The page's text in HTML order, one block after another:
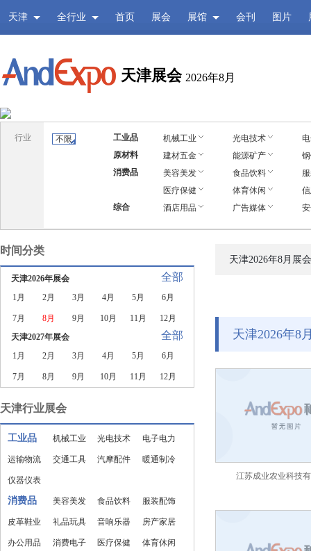
天津 全行业 首页 展会 展馆 会刊 图片
天津展会 2026年8月
行业 不限 工业品 机械工业 光电技术
原材料
建材五金 能源矿产
消费品
美容美发 食品饮料
医疗保健
体育休闲
综合
酒店用品 广告媒体
天津2026年8月展会
天津2026年8
江苏成业农业科技
时间分类
天津2026年展会 全部
1月 2月 3月 4月 5月 6月
7月 8月 9月 10月 11月
12月
天津2027年展会
全部
1月 2月 3月 4月 5月 6月
7月 8月 9月 10月 11月 12月
天津行业展会
工业品 机械工业 光电技术 电子电力
运输物流 交通工具 汽摩配件 暖通制冷
仪器仪表
消费品 美容美发 食品饮料 服装配饰
皮革鞋业 礼品玩具 音响乐器 房产家居
办公用品 消费电子 医疗保健 体育休闲